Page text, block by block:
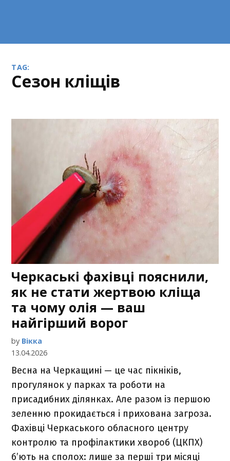
TAG:
сезон кліщів
Черкаські фахівці пояснили,
як не стати жертвою кліща
та чому олія — ваш
найгірший ворог
by Вікка
13.04.2026
Весна на Черкащині — це час пікніків,
прогулянок у парках та роботи на
присадибних ділянках. Але разом із першою
зеленню прокидається і прихована загроза.
Фахівці Черкаського обласного центру
контролю та профілактики хвороб (ЦКПХ)
б’ють на сполох: лише за перші три місяці